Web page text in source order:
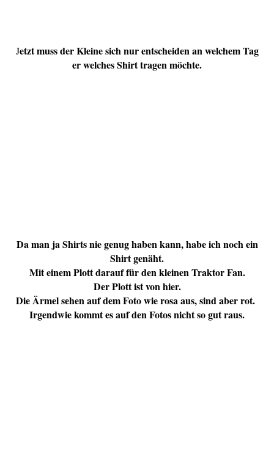
Jetzt muss der Kleine sich nur entscheiden an welchem Tag
er welches Shirt tragen möchte.
Da man ja Shirts nie genug haben kann, habe ich noch ein
Shirt genäht.
Mit einem Plott darauf für den kleinen Traktor Fan.
Der Plott ist von hier.
Die Ärmel sehen auf dem Foto wie rosa aus, sind aber rot.
Irgendwie kommt es auf den Fotos nicht so gut raus.